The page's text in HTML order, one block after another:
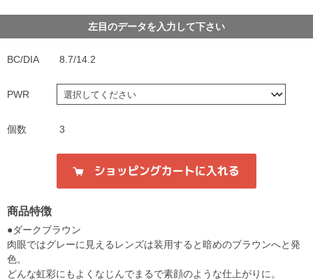
左目のデータを入力して下さい
BC/DIA 8.7/14.2
PWR
個数 3
商品特徴
●ダークブラウン
肉眼ではグレーに見えるレンズは装用すると暗めのブラウンへと発
色。
どんな虹彩にもよくなじんでまるで素顔のような仕上がりに。